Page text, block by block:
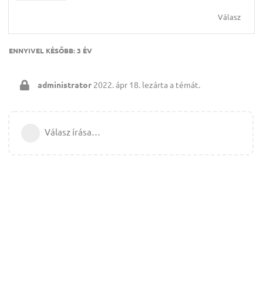
Válasz
ENNYIVEL KÉSŐBB:3 ÉV
administrator 2022. ápr 18. lezárta a témát.
Válasz írása…